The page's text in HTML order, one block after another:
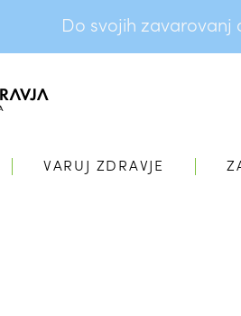
Do svojih zavarovanj
VARUJ ZDRAVJE